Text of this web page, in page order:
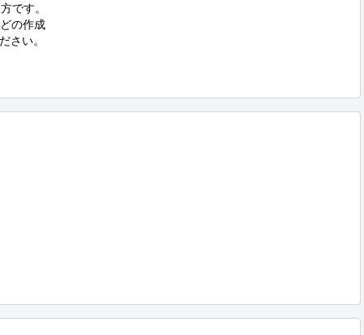
です。
の作成
さい。